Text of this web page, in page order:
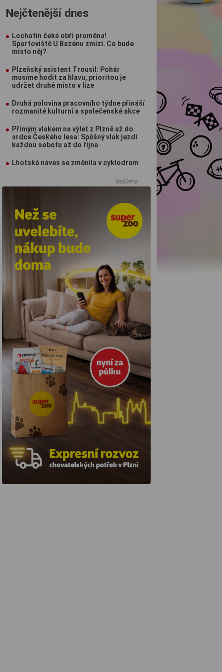
Nejčtenější dnes
Lochotín čeká obří proměna!
Sportoviště U Bazénu zmizí. Co bude
místo něj?
Plzeňský asistent Trousil: Pohár
musíme hodit za hlavu, prioritou je
udržet druhé místo v lize
Druhá polovina pracovního týdne přináší
rozmanité kulturní a společenské akce
Přímým vlakem na výlet z Plzně až do
srdce Českého lesa: Spěšný vlak jezdí
každou sobotu až do října
Lhotská náves se změnila v cyklodrom
Reklama